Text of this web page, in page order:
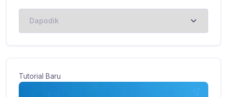
Tutorial Baru